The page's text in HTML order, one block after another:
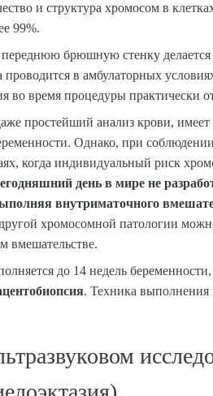
и структура хромосом в
99%.
брюшную стенку делается
в амбулаторных
во время процедуры практически
простейший анализ крови,
Однако, при
когда индивидуальный риск
день в мире не
внутриматочного
хромосомной патологии
вмешательстве.
до 14 недель беременности,
. Техника